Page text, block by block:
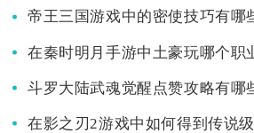
帝王三国游戏中的密使技巧有哪
在秦时明月手游中土豪玩哪个职
斗罗大陆武魂觉醒点赞攻略有哪
在影之刃2游戏中如何得到传说